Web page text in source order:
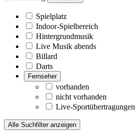
Spielplatz
Indoor-Spielbereich
Hintergrundmusik
Live Musik abends
Billard
Darts
Fernseher
vorhanden
nicht vorhanden
Live-Sportübertragungen
Alle Suchfilter anzeigen